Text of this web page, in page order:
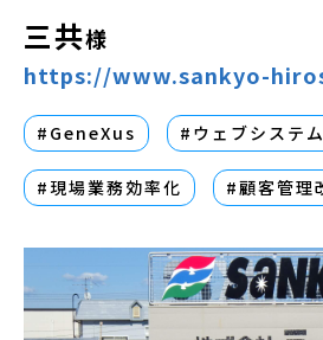
三共様
https://www.sankyo-
#GeneXus #ウェブシステ
#現場業務効率化 #顧客管理